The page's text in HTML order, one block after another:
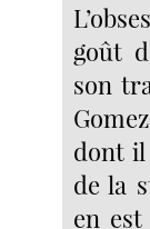
goût
son
dont il
de la
en